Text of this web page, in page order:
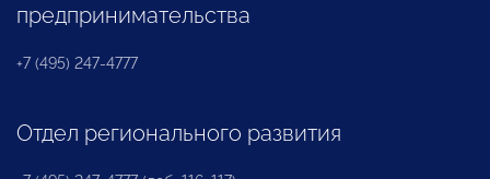
предпринимательства
+7 (495) 247-4777
Отдел регионального развития